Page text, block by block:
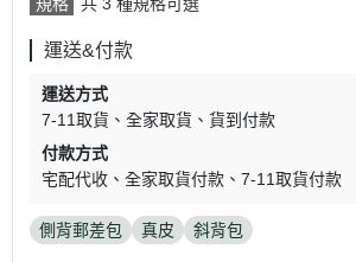
運送&付款
運送方式
7-11取貨
全家取貨
貨到付款
付款方式
宅配代收
全家取貨付款 7-11取貨付款
側背郵差包 真皮 斜背包